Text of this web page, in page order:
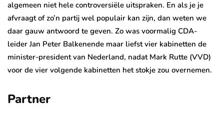
algemeen niet hele controversiële uitspraken. En als je je
afvraagt of zo’n partij wel populair kan zijn, dan weten we
daar gauw antwoord te geven. Zo was voormalig CDA-
leider Jan Peter Balkenende maar liefst vier kabinetten de
minister-president van Nederland, nadat Mark Rutte (VVD)
voor de vier volgende kabinetten het stokje zou overnemen.
Partner